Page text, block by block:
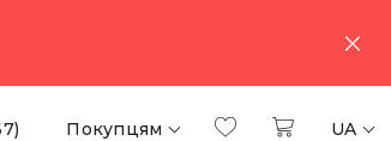
Покупцям UA